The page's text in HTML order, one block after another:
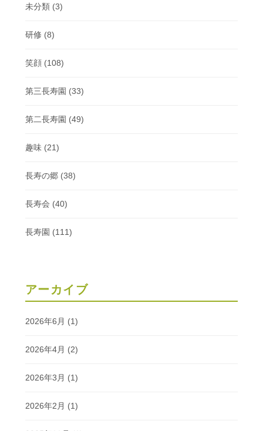
未分類(3)
研修 (8)
笑顔(108)
第三長寿園 (33)
第二長寿園 (49)
趣味(21)
長寿の郷(38)
長寿会 (40)
長寿園 (111)
アーカイブ
2026年6月 (1)
2026年4月 (2)
2026年3月 (1)
2026年2月 (1)